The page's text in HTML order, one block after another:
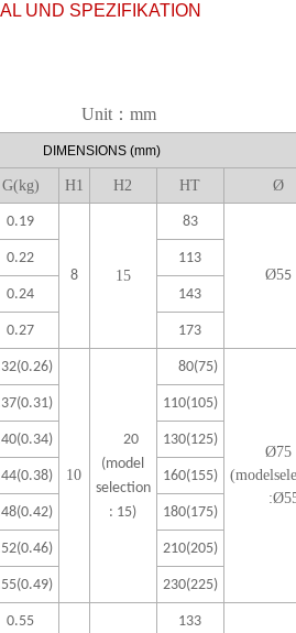
UND SPEZIFIKATION
mm
DIMENSIONS (mm)
G(kg) H1 H2 HT Ø
0.19
8 15
83
Ø55
0.22 113
0.24 143
0.27 173
10
20
(model
selection
: 15)
80(75)
Ø75
:Ø
110(105)
130(125)
160(155)
180(175)
210(205)
230(225)
0.55 133